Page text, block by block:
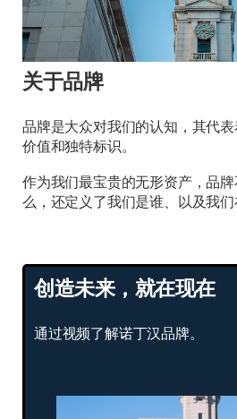
关于品牌
品牌是大众对我们的认知，其代
价值和独特标识。
作为我们最宝贵的无形资产，品
么，还定义了我们是谁、以及我们
创造未来，就在现在
通过视频了解诺丁汉品牌。